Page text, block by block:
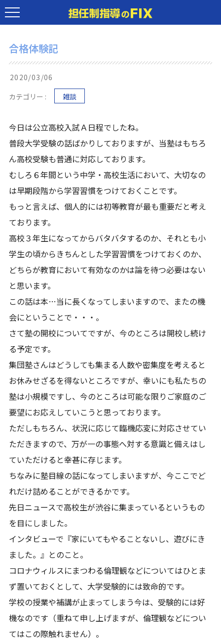
合格体験記
2020/03/06
カテゴリー :
雑談
今日は公立高校入試Ａ日程でしたね。
普段大学受験の話ばかりしておりますが、当塾はもちろ
ん高校受験も普通に対応しております。
むしろ６年間という中学・高校生活において、大切なの
は早期段階から学習習慣をつけておくことです。
もっと言えば、個人的には初等教育が最も重要だと考え
ております。
高校３年生になってからバタバタするのか、それとも小
学生の頃からきちんとした学習習慣をつけておくのか、
どちらが教育において有効なのかは論を待つ必要はない
と思います。
この話は本…当に長くなってしまいますので、またの機
会にということで・・・。
さて塾の開校についてですが、今のところは開校し続け
る予定です。
集団塾さんはどうしても集まる人数や密集度を考えると
お休みせざるを得ないところですが、幸いにも私たちの
塾は小規模ですし、今のところは可能な限りご家庭のご
要望にお応えしていこうと思っております。
ただしもちろん、状況に応じて臨機応変に対応させてい
ただきますので、万が一の事態へ対する意識と備えはし
ていただけると幸甚に存じます。
ちなみに塾目線の話になってしまいますが、今ここでど
れだけ詰めることができるかです。
先日ニュースで高校生が渋谷に集まっているというもの
を目にしました。
インタビューで『家にいてもやることないし、遊びにき
ました。』とのこと。
コロナウィルスにまつわる倫理観などについてはひとま
ず置いておくとして、大学受験的には致命的です。
学校の授業や補講が止まってしまう今は、受験的には好
機なのです（重ねて申し上げますが、倫理観などについ
てはこの際触れません）。